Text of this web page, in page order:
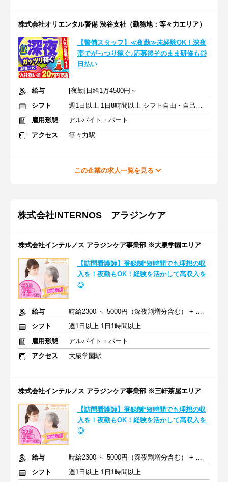
株式会社オリエンタル警備 渋谷支社（勤務地：等々力エリア）
【警備スタッフ】≪夜勤≫未経験OK！深夜
帯でがっつり稼ぐ♪応募後そのまま研修も◎
日払い
給与
[夜勤]日給1万4500円～
シフト
週1日以上 1日8時間以上 シフト自由・自己申告
雇用形態
アルバイト・パート
アクセス
等々力駅
この企業の求人一覧を見る
株式会社INTERNOS アラジンケア
株式会社インテルノス アラジンケア事業部 ※大泉学園エリア
【訪問看護師】登録制*短時間でも理想の収
入を！夜勤もOK！経験を活かして高収入を
◎
給与
時給2300 ～ 5000円（深夜割増分含む） + 交通費全額支給
シフト
週1日以上 1日1時間以上
雇用形態
アルバイト・パート
アクセス
大泉学園駅
株式会社インテルノス アラジンケア事業部 ※三軒茶屋エリア
【訪問看護師】登録制*短時間でも理想の収
入を！夜勤もOK！経験を活かして高収入を
◎
給与
時給2300 ～ 5000円（深夜割増分含む） + 交通費全額支給
シフト
週1日以上 1日1時間以上